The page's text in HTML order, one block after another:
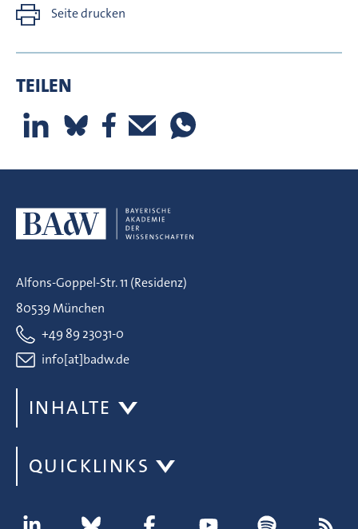
Seite drucken
TEILEN
Alfons-Goppel-Str. 11 (Residenz)
80539 München
+49 89 23031-0
info[at]badw.de
INHALTE
QUICKLINKS